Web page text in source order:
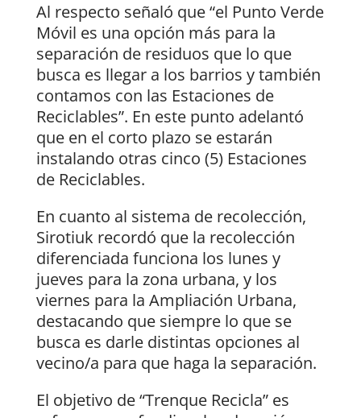
Al respecto señaló que “el Punto Verde
Móvil es una opción más para la
separación de residuos que lo que
busca es llegar a los barrios y también
contamos con las Estaciones de
Reciclables”. En este punto adelantó
que en el corto plazo se estarán
instalando otras cinco (5) Estaciones
de Reciclables.
En cuanto al sistema de recolección,
Sirotiuk recordó que la recolección
diferenciada funciona los lunes y
jueves para la zona urbana, y los
viernes para la Ampliación Urbana,
destacando que siempre lo que se
busca es darle distintas opciones al
vecino/a para que haga la separación.
El objetivo de “Trenque Recicla” es